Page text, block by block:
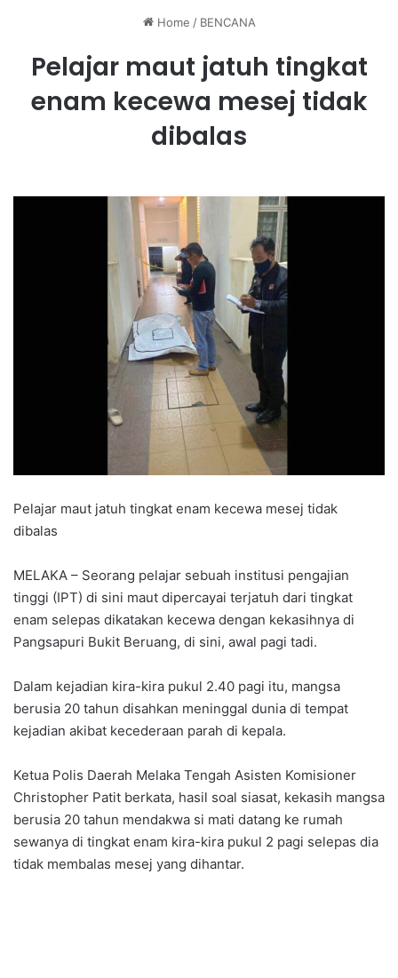
Home / BENCANA
Pelajar maut jatuh tingkat
enam kecewa mesej tidak
dibalas
Pelajar maut jatuh tingkat enam kecewa mesej tidak
dibalas
MELAKA – Seorang pelajar sebuah institusi pengajian
tinggi (IPT) di sini maut dipercayai terjatuh dari tingkat
enam selepas dikatakan kecewa dengan kekasihnya di
Pangsapuri Bukit Beruang, di sini, awal pagi tadi.
Dalam kejadian kira-kira pukul 2.40 pagi itu, mangsa
berusia 20 tahun disahkan meninggal dunia di tempat
kejadian akibat kecederaan parah di kepala.
Ketua Polis Daerah Melaka Tengah Asisten Komisioner
Christopher Patit berkata, hasil soal siasat, kekasih mangsa
berusia 20 tahun mendakwa si mati datang ke rumah
sewanya di tingkat enam kira-kira pukul 2 pagi selepas dia
tidak membalas mesej yang dihantar.